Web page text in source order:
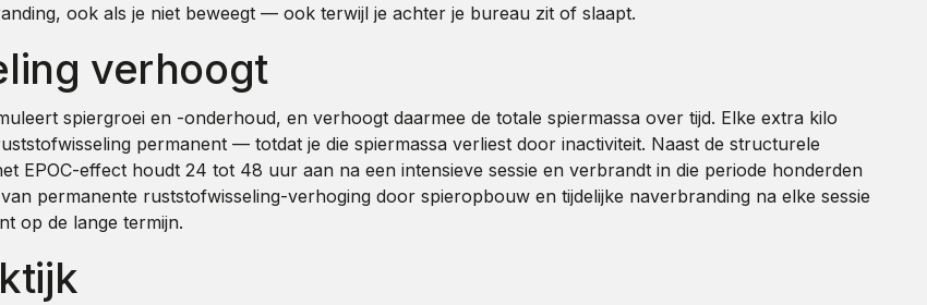
ook als je niet beweegt — ook terwijl je achter je bureau zit of slaapt.
verhoogt
spiergroei en -onderhoud, en verhoogt daarmee de totale spiermassa over tijd. Elke extra kilo
permanent — totdat je die spiermassa verliest door inactiviteit. Naast de structurele
EPOC-effect houdt 24 tot 48 uur aan na een intensieve sessie en verbrandt in die periode honderden
permanente ruststofwisseling-verhoging door spieropbouw en tijdelijke naverbranding na elke sessie
op de lange termijn.